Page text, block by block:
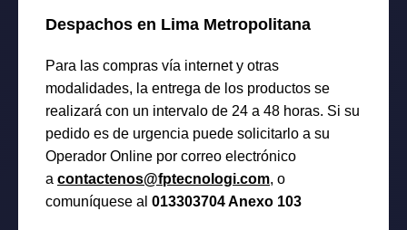
Despachos en Lima Metropolitana
Para las compras vía internet y otras
modalidades, la entrega de los productos se
realizará con un intervalo de 24 a 48 horas. Si su
pedido es de urgencia puede solicitarlo a su
Operador Online por correo electrónico
a contactenos@fptecnologi.com, o
comuníquese al 013303704 Anexo 103